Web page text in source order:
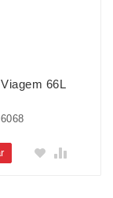
66L